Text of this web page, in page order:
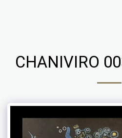
CHANIVIRO